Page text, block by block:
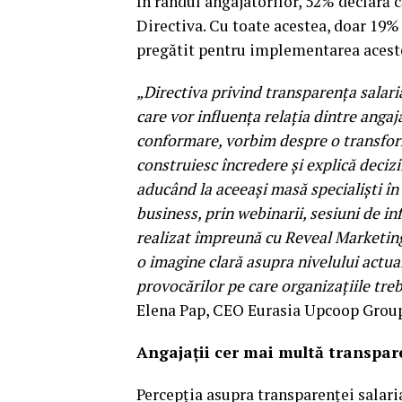
Directiva. Cu toate acestea, doar
pregătit pentru implementarea
„Directiva privind transparența
care vor influența relația dintre
conformare, vorbim despre o
construiesc încredere și explică
aducând la aceeași masă specialiști
business, prin webinarii, sesiuni de
realizat împreună cu Reveal
o imagine clară asupra nivelului
provocărilor pe care organizațiile
Elena Pap, CEO Eurasia Upcoop
Angajații cer mai multă
Percepția asupra transparenței